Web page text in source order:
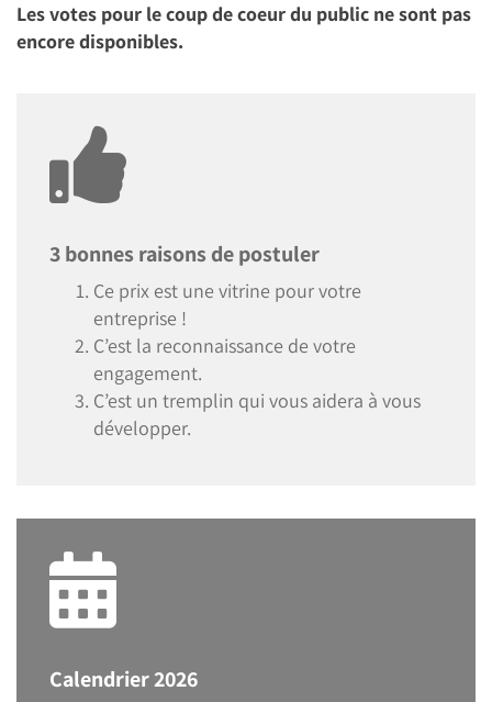
Les votes pour le coup de coeur du public ne sont pas
encore disponibles.
3 bonnes raisons de postuler
Ce prix est une vitrine pour votre
entreprise !
C’est la reconnaissance de votre
engagement.
C’est un tremplin qui vous aidera à vous
développer.
Calendrier 2026